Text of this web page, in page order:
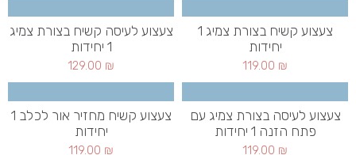
צעצוע קשיח בצורת צמיג 1
יחידות
119.00 ₪
צעצוע לעיסה קשיח בצורת צמיג
1 יחידות
129.00 ₪
צעצוע לעיסה בצורת צמיג עם
פתח הזנה 1 יחידות
119.00 ₪
צעצוע קשיח מחזיר אור לכלב 1
יחידות
119.00 ₪